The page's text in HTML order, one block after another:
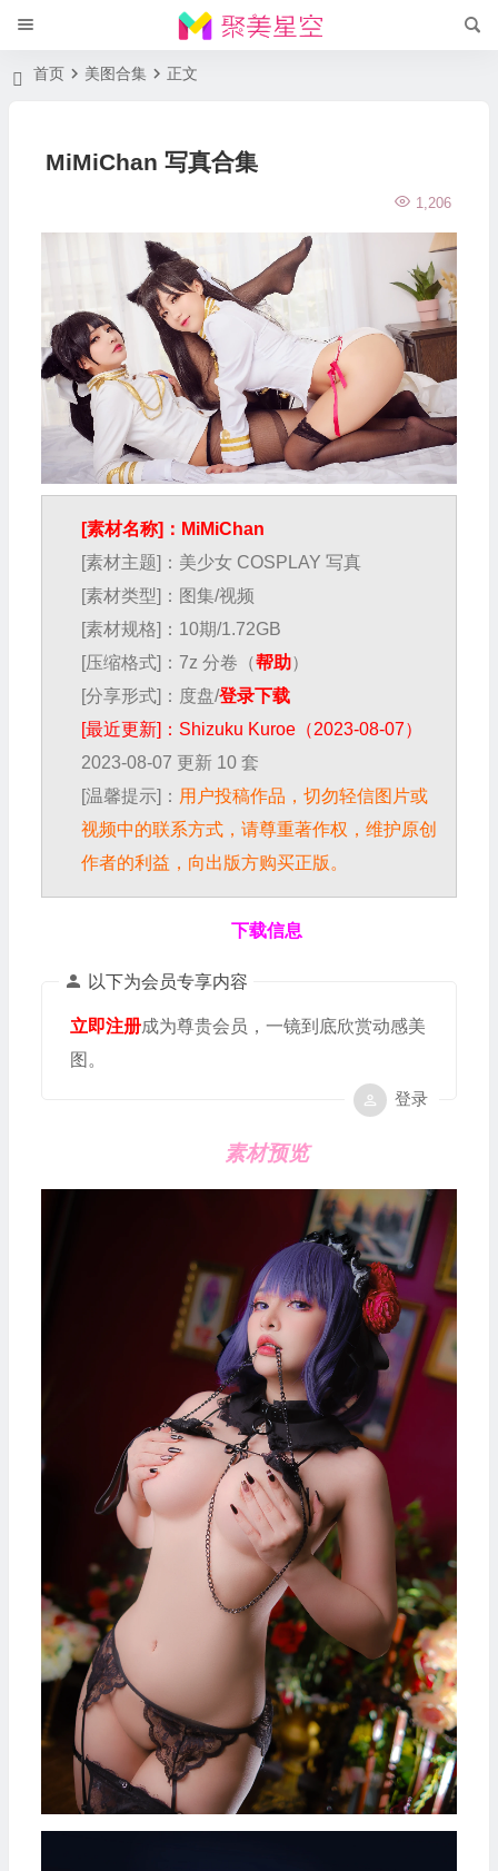
首页 美图合集 正文
MiMiChan 写真合集
1,206
[素材名称]：MiMiChan
[素材主题]：美少女 COSPLAY 写真
[素材类型]：图集/视频
[素材规格]：10期/1.72GB
[压缩格式]：7z 分卷（帮助）
[分享形式]：度盘/登录下载
[最近更新]：Shizuku Kuroe（2023-08-07）
2023-08-07 更新 10 套
[温馨提示]： 用户投稿作品，切勿轻信图片或
视频中的联系方式，请尊重著作权，维护原创
作者的利益，向出版方购买正版。
下载信息
以下为会员专享内容
立即注册成为尊贵会员，一镜到底欣赏动感美
图。
登录
素材预览